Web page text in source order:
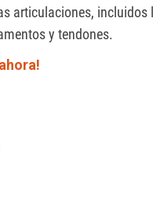
articulaciones, incluidos
y tendones.